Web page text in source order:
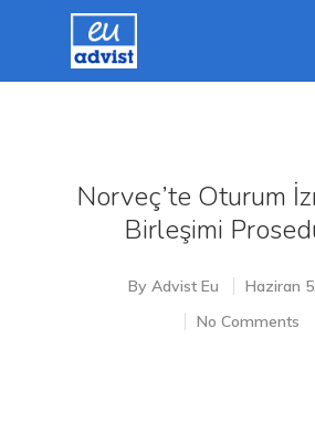
Norveç’te Oturum
Birleşimi
By Advist Eu
Haziran
No Comments